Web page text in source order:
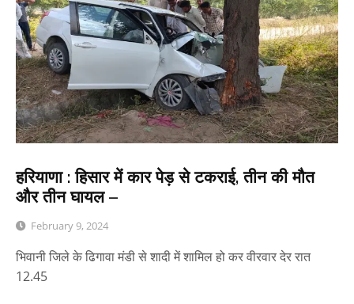
हरियाणा : हिसार में कार पेड़ से टकराई, तीन की मौत
और तीन घायल –
February 9, 2024
भिवानी जिले के ढिगावा मंडी से शादी में शामिल हो कर वीरवार देर रात
12.45